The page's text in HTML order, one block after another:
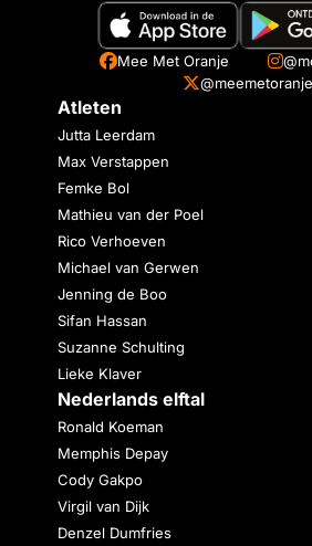
Mee Met Oranje
@meemetoranje
Atleten
Jutta Leerdam
Max Verstappen
Femke Bol
Mathieu van der Poel
Rico Verhoeven
Michael van Gerwen
Jenning de Boo
Sifan Hassan
Suzanne Schulting
Lieke Klaver
Nederlands elftal
Ronald Koeman
Memphis Depay
Cody Gakpo
Virgil van Dijk
Denzel Dumfries